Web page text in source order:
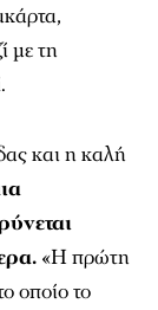
με τη
και η καλή
«Η πρώτη
οποίο το